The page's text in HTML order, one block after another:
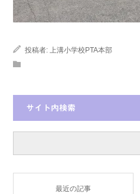
投稿者: 上溝小学校PTA本部
サイト内検索
最近の記事